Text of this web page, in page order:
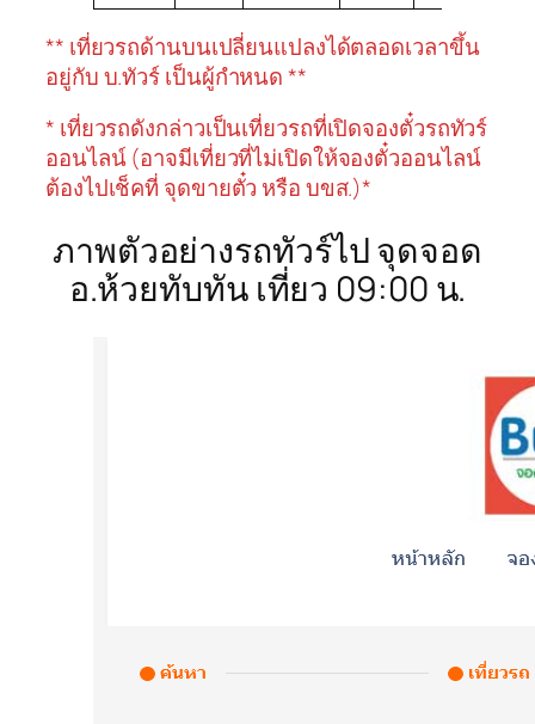
** เที่ยวรถด้านบนเปลี่ยนแปลงได้ตลอดเวลาขึ้น
อยู่กับ บ.ทัวร์ เป็นผู้กำหนด **
* เที่ยวรถดังกล่าวเป็นเที่ยวรถที่เปิดจองตั๋วรถทัวร์
ออนไลน์ (อาจมีเที่ยวที่ไม่เปิดให้จองตั๋วออนไลน์
ต้องไปเช็คที่ จุดขายตั๋ว หรือ บขส.)*
ภาพตัวอย่างรถทัวร์ไป จุดจอด
อ.ห้วยทับทัน เที่ยว 09:00 น.